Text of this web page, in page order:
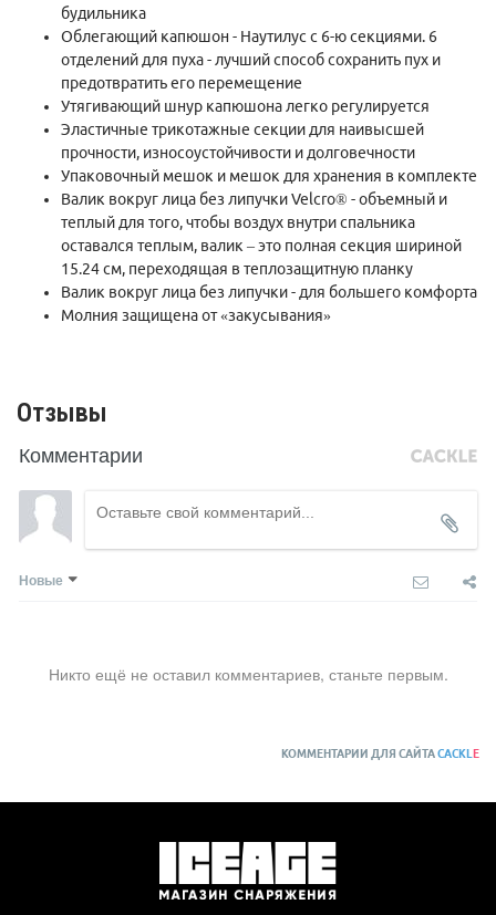
будильника
Облегающий капюшон - Наутилус с 6-ю секциями. 6
отделений для пуха - лучший способ сохранить пух и
предотвратить его перемещение
Утягивающий шнур капюшона легко регулируется
Эластичные трикотажные секции для наивысшей
прочности, износоустойчивости и долговечности
Упаковочный мешок и мешок для хранения в комплекте
Валик вокруг лица без липучки Velcro® - объемный и
теплый для того, чтобы воздух внутри спальника
оставался теплым, валик – это полная секция шириной
15.24 см, переходящая в теплозащитную планку
Валик вокруг лица без липучки - для большего комфорта
Молния защищена от «закусывания»
Отзывы
Комментарии
Новые
Никто ещё не оставил комментариев, станьте первым.
КОММЕНТАРИИ ДЛЯ САЙТАCACKLE